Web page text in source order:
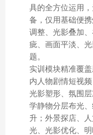
具的全方位运用
备，仅用基础便
调整、光影叠加
疵、画面平淡、
题。
实训模块精准覆
内人物剧情短视
光影塑形、氛围
学静物分层布光
升；外景探店、
光、光影优化、